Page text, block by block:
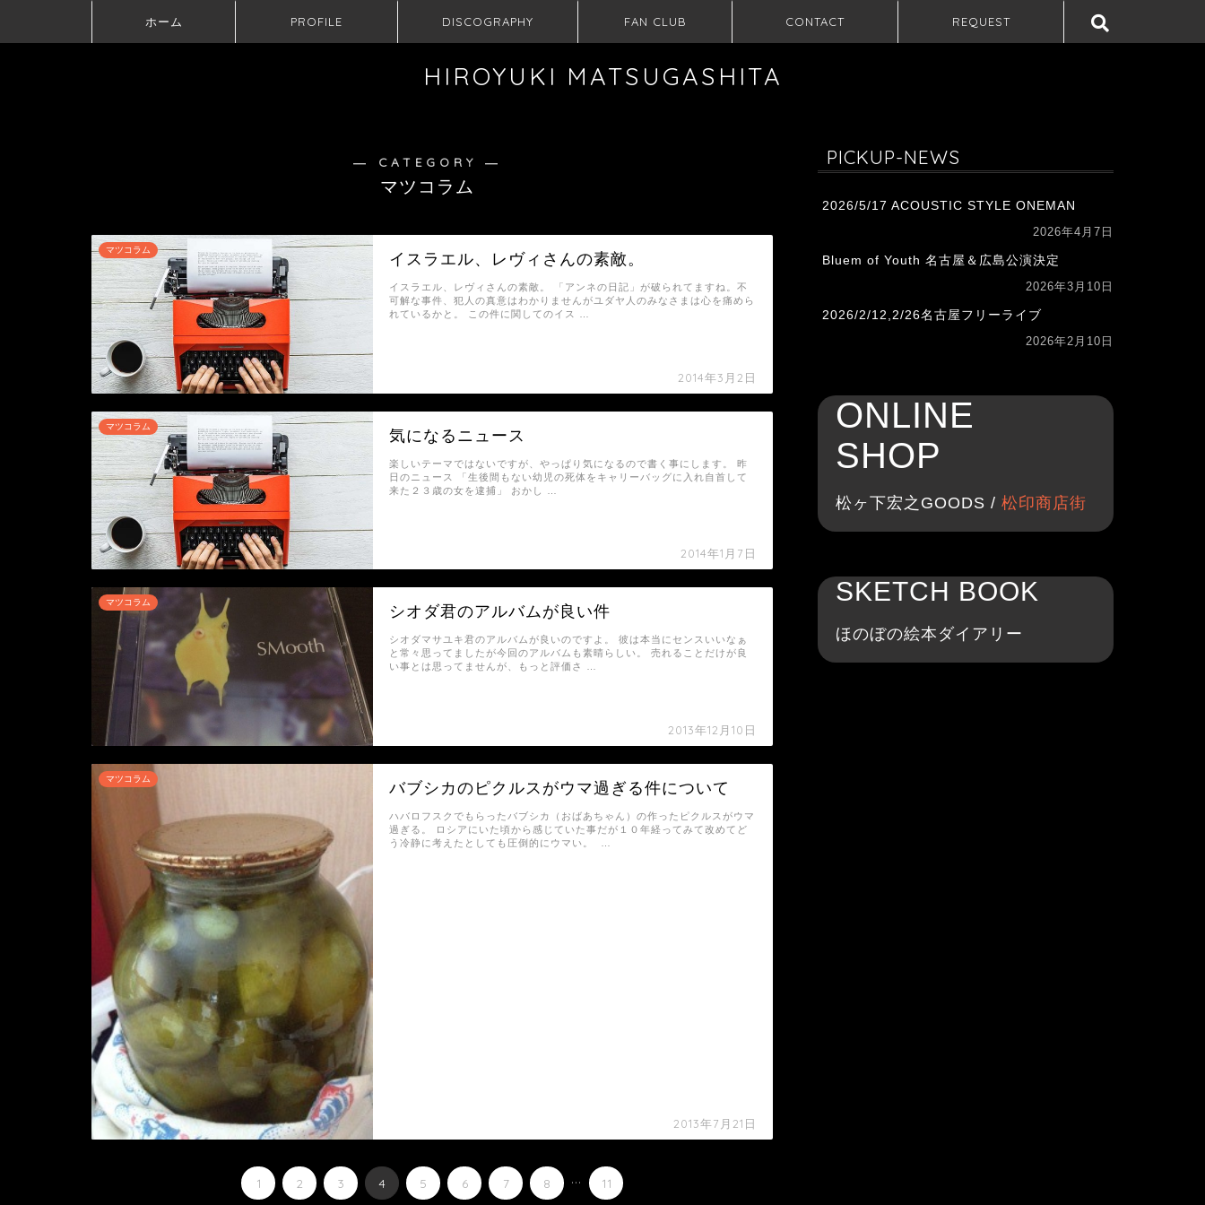
ホーム PROFILE DISCOGRAPHY FAN CLUB CONTACT REQUEST
HIROYUKI MATSUGASHITA
― CATEGORY ―
マツコラム
マツコラム
イスラエル、レヴィさんの素敵。
2014年3月2日
イスラエル、レヴィさんの素敵。 「アンネの日記」が破られてますね。不
可解な事件、犯人の真意はわかりませんがユダヤ人のみなさまは心を痛めら
れているかと。 この件に関してのイス …
マツコラム
気になるニュース
2014年1月7日
楽しいテーマではないですが、やっぱり気になるので書く事にします。 昨
日のニュース 「生後間もない幼児の死体をキャリーバッグに入れ自首して
来た２３歳の女を逮捕」 おかし …
マツコラム
シオダ君のアルバムが良い件
2013年12月10日
シオダマサユキ君のアルバムが良いのですよ。 彼は本当にセンスいいなぁ
と常々思ってましたが今回のアルバムも素晴らしい。 売れることだけが良
い事とは思ってませんが、もっと評価さ …
マツコラム
バブシカのピクルスがウマ過ぎる件について
2013年7月21日
ハバロフスクでもらったバブシカ（おばあちゃん）の作ったピクルスがウマ
過ぎる。 ロシアにいた頃から感じていた事だが１０年経ってみて改めてど
う冷静に考えたとしても圧倒的にウマい。 …
1 2 3 4 5 6 7 8 ... 11
PICKUP-NEWS
2026/5/17 ACOUSTIC STYLE ONEMAN
2026年4月7日
Bluem of Youth 名古屋＆広島公演決定
2026年3月10日
2026/2/12,2/26名古屋フリーライブ
2026年2月10日
ONLINE
SHOP
松ヶ下宏之GOODS / 松印商店街
SKETCH BOOK
ほのぼの絵本ダイアリー